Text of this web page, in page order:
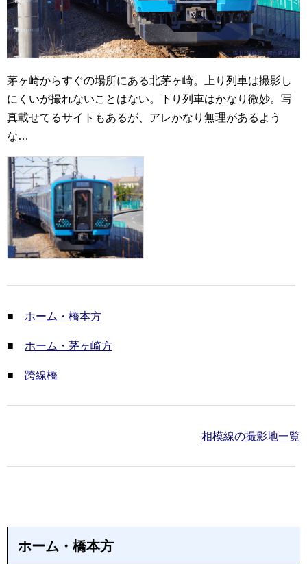
茅ヶ崎からすぐの場所にある北茅ヶ崎。上り列車は撮影し
にくいが撮れないことはない。下り列車はかなり微妙。写
真載せてるサイトもあるが、アレかなり無理があるよう
な…
■ ホーム・橋本方
■ ホーム・茅ヶ崎方
■ 跨線橋
相模線の撮影地一覧
ホーム・橋本方